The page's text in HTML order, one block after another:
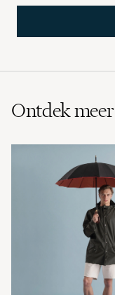
Ontdek meer